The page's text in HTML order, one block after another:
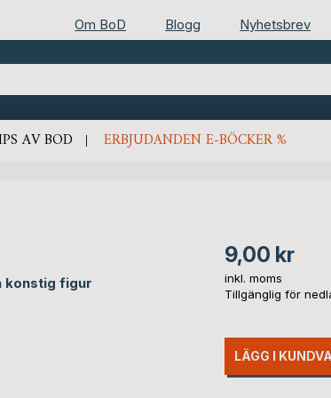
Om BoD Blogg Nyhetsbrev
AV BOD ERBJUDANDEN E-BÖCKER %
konstig figur
9,00 kr
inkl. moms
Tillgänglig för
LÄGG I